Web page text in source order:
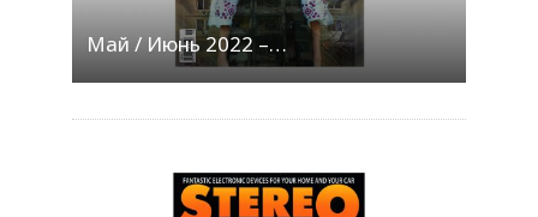
Май / Июнь 2022 –…